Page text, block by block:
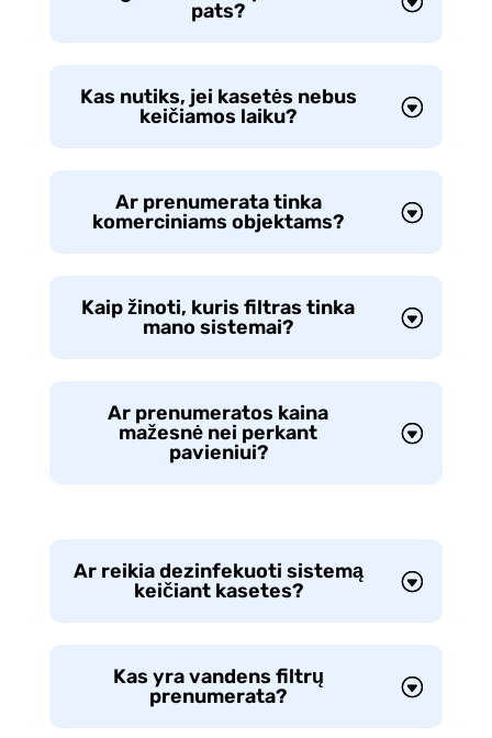
pats?
Kas nutiks, jei kasetės nebus
keičiamos laiku?
Ar prenumerata tinka
komerciniams objektams?
Kaip žinoti, kuris filtras tinka
mano sistemai?
Ar prenumeratos kaina
mažesnė nei perkant
pavieniui?
Ar reikia dezinfekuoti sistemą
keičiant kasetes?
Kas yra vandens filtrų
prenumerata?